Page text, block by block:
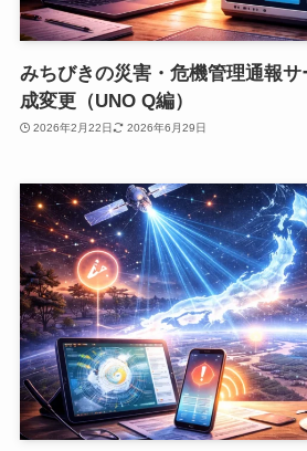
みちびきの災害・危機管理通報
成変更（UNO Q編）
2026年2月22日 2026年6月29日